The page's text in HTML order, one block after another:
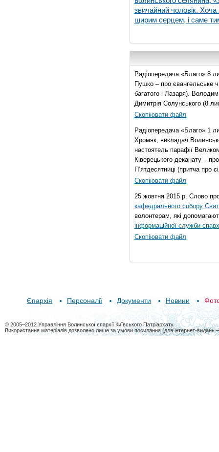
звичайний чоловік. Хоча
щирим серцем, і саме
Радіопередача «Благо» 8
Пушко – про євангельське
багатого і Лазаря).
Димитрія Солунського (8
Скопіювати файл
Радіопередача «Благо» 1
Хромяк, викладач
настоятель парафії
Ківерецького деканату –
П’ятдесятниці (притча про
Скопіювати файл
25 жовтня 2015 р. Слово
кафедрального собору
волонтерам, які
інформаційної служби
Скопіювати файл
Єпархія Персоналії Документи Новини
© 2005–2012 Управління Волинської єпархії Київського Патріархату
Використання матеріалів дозволено лише за умови посилання (для інтернет-видань